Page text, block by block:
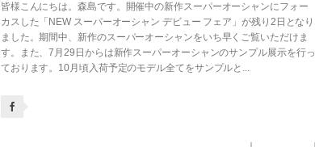
皆様こんにちは。森島です。開催中の新作スーパーオーシャンにフォー
カスした「NEW スーパーオーシャン デビュー フェア」が残り2日となり
ました。期間中、新作のスーパーオーシャンをいち早くご覧いただけま
す。また、7月29日からは新作スーパーオーシャンのサンプル展示を行っ
ております。10月頃入荷予定のモデル全てをサンプルと...